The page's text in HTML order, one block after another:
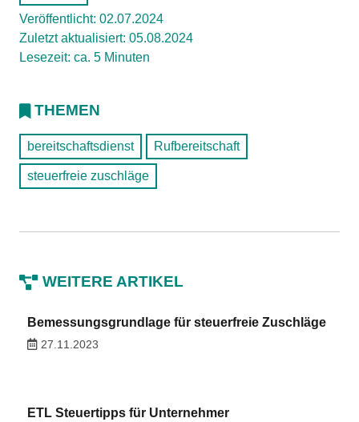
Veröffentlicht: 02.07.2024
Zuletzt aktualisiert: 05.08.2024
Lesezeit: ca. 5 Minuten
THEMEN
bereitschaftsdienst Rufbereitschaft
steuerfreie zuschläge
WEITERE ARTIKEL
Bemessungsgrundlage für steuerfreie Zuschläge
27.11.2023
ETL Steuertipps für Unternehmer